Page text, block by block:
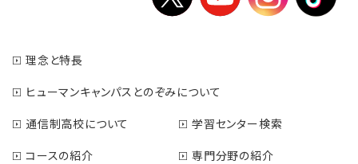
理念と特長
ヒューマンキャンパスとのぞみについて
通信制高校について
学習センター検索
コースの紹介
専門分野の紹介